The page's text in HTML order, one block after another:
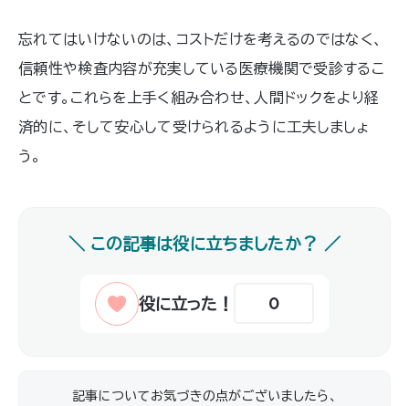
忘れてはいけないのは、コストだけを考えるのではなく、
信頼性や検査内容が充実している医療機関で受診するこ
とです。これらを上手く組み合わせ、人間ドックをより経
済的に、そして安心して受けられるように工夫しましょ
う。
0
記事についてお気づきの点がございましたら、